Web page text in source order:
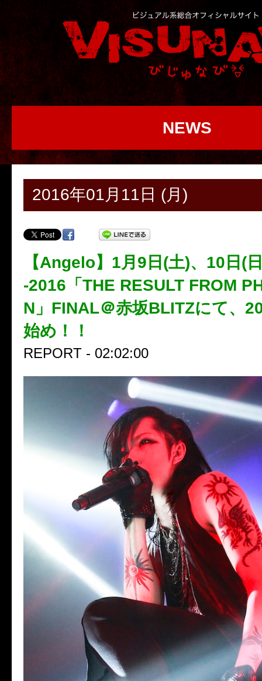
NEWS
2016年01月11日 (月)
【Angelo】1月9日(土)、10日(
-2016「THE RESULT FROM
N」FINAL＠赤坂BLITZにて、
始め！！
REPORT - 02:02:00